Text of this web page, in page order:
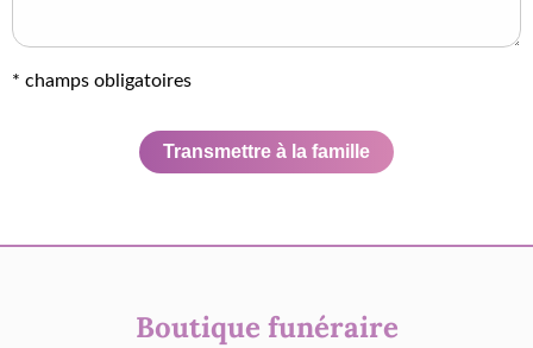
* champs obligatoires
Transmettre à la famille
Boutique funéraire